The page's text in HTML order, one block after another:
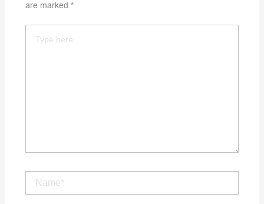
are marked *
here..
Name*